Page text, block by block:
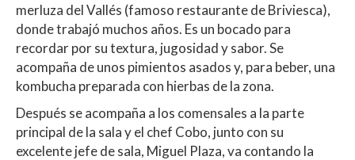
merluza del Vallés (famoso restaurante de Briviesca),
donde trabajó muchos años. Es un bocado para
recordar por su textura, jugosidad y sabor. Se
acompaña de unos pimientos asados y, para beber, una
kombucha preparada con hierbas de la zona.
Después se acompaña a los comensales a la parte
principal de la sala y el chef Cobo, junto con su
excelente jefe de sala, Miguel Plaza, va contando la